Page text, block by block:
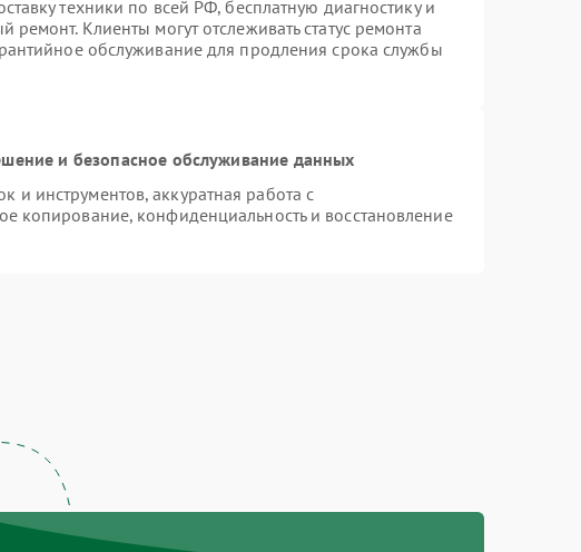
техники по всей РФ, бесплатную диагностику и
Клиенты могут отслеживать статус ремонта
обслуживание для продления срока службы
и безопасное обслуживание данных
инструментов, аккуратная работа с
копирование, конфиденциальность и восстановление